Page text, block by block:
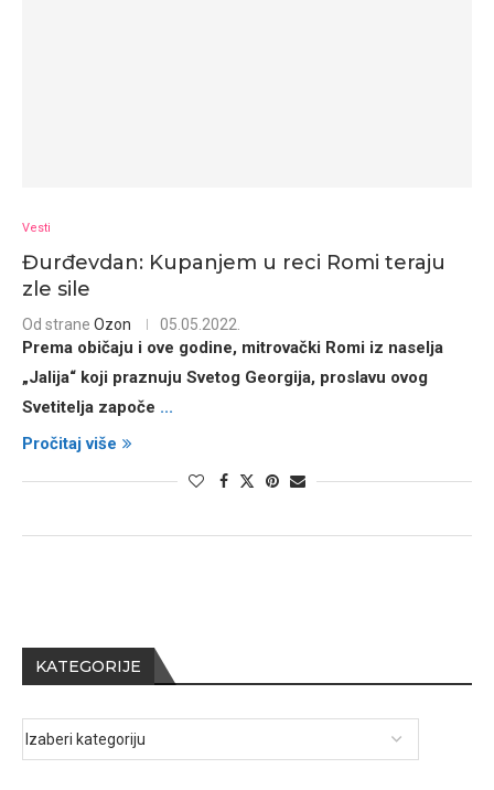
Vesti
Đurđevdan: Kupanjem u reci Romi teraju
zle sile
Od strane Ozon 05.05.2022.
Prema običaju i ove godine, mitrovački Romi iz naselja
„Jalija“ koji praznuju Svetog Georgija, proslavu ovog
Svetitelja započe ...
Pročitaj više
KATEGORIJE